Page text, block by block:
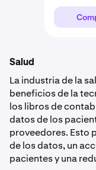
Salud
La industria de la
beneficios de la
los libros de
datos de los
proveedores. Esto
de los datos, un
pacientes y una